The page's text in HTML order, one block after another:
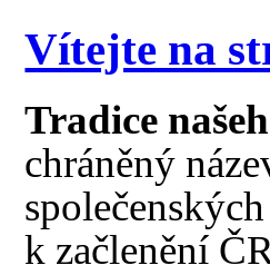
Vítejte na
Tradice
chráněný
k začlenění